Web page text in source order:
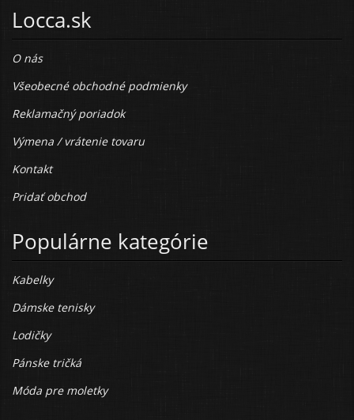
Locca.sk
O nás
Všeobecné obchodné podmienky
Reklamačný poriadok
Výmena / vrátenie tovaru
Kontakt
Pridať obchod
Populárne kategórie
Kabelky
Dámske tenisky
Lodičky
Pánske tričká
Móda pre moletky